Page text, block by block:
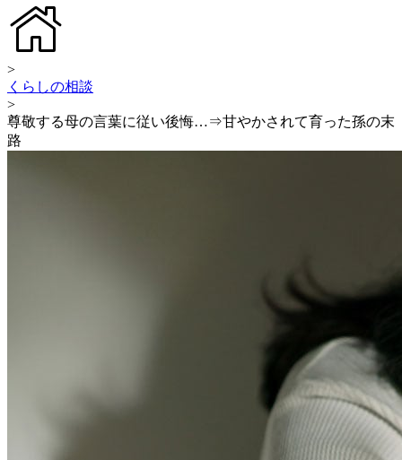
>
くらしの相談
>
尊敬する母の言葉に従い後悔…⇒甘やかされて育った孫の末
路